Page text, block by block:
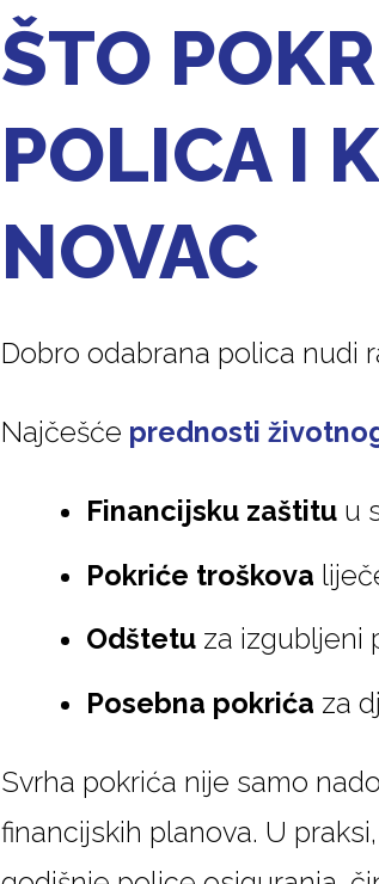
ŠTO
POLICA I
NOVAC
Dobro odabrana polica nudi
Najčešće prednosti
Financijsku zaštituu
Pokriće troškova
Odštetuza izgubljeni
Posebna pokrića za
Svrha pokrića nije samo
financijskih planova. U